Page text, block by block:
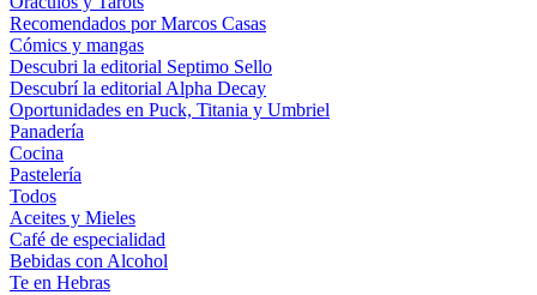
Recomendados por Marcos Casas
Cómics y mangas
Descubri la editorial Septimo Sello
Descubrí la editorial Alpha Decay
Oportunidades en Puck, Titania y Umbriel
Panadería
Cocina
Pastelería
Todos
Aceites y Mieles
Café de especialidad
Bebidas con Alcohol
Te en Hebras